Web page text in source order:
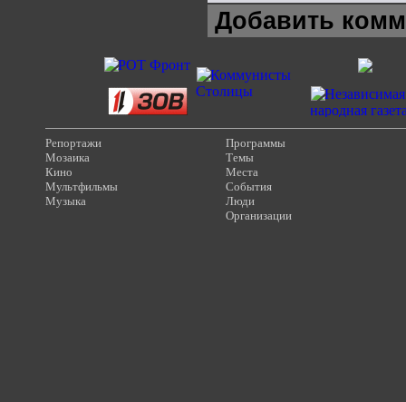
Добавить
Репортажи
Мозаика
Кино
Мультфильмы
Музыка
Программы
Темы
Места
События
Люди
Организации